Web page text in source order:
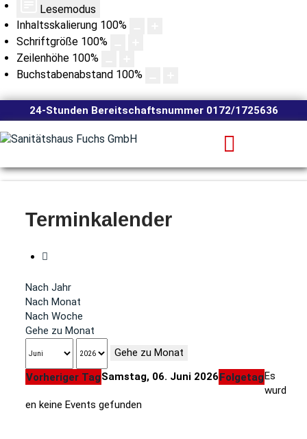
Lesemodus
Inhaltsskalierung 100%
Schriftgröße 100%
Zeilenhöhe 100%
Buchstabenabstand 100%
24-Stunden Bereitschaftsnummer 0172/1725636
Terminkalender
Nach Jahr
Nach Monat
Nach Woche
Gehe zu Monat
Gehe zu Monat
Vorheriger TagSamstag, 06. Juni 2026FolgetagEs
wurd
en keine Events gefunden